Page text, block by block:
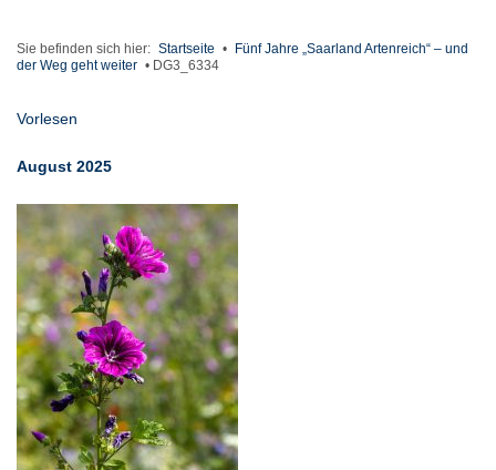
Sie befinden sich hier: Startseite •
Fünf Jahre „Saarland Artenreich“ – und
der Weg geht weiter • DG3_6334
Vorlesen
August 2025